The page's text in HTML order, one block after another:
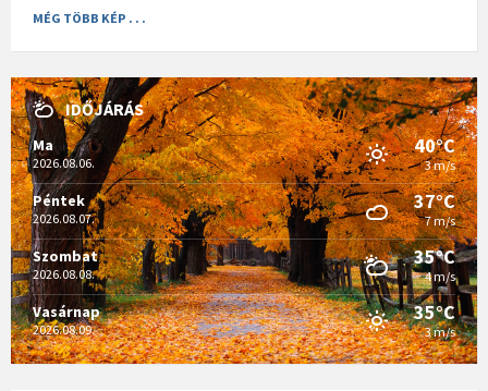
MÉG TÖBB KÉP . . .
IDŐJÁRÁS
Ma
2026.08.06.
40°C
3 m/s
Péntek
2026.08.07.
37°C
7 m/s
Szombat
2026.08.08.
35°C
4 m/s
Vasárnap
2026.08.09.
35°C
3 m/s